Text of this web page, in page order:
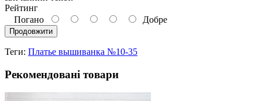
Рейтинг
Погано
Добре
Продовжити
Теги: Платье вышиванка №10-35
Рекомендовані товари